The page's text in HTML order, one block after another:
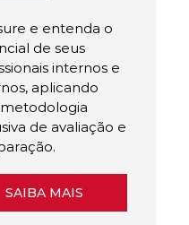
e entenda o
de seus
internos e
aplicando
de avaliação e
SAIBA MAIS